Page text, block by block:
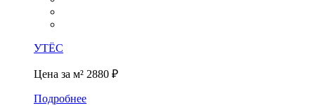
УТЁС
Цена за м² 2880 ₽
Подробнее